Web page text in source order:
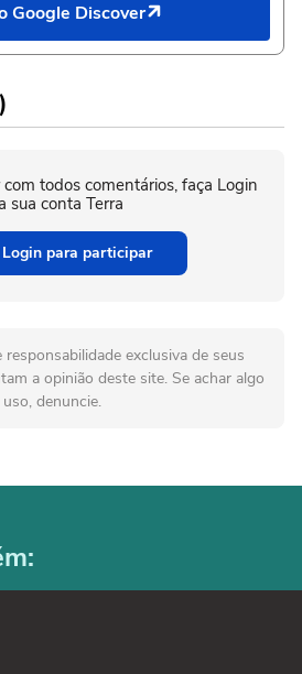
Google Discover
todos comentários, faça Login
sua conta Terra
Login para participar
exclusiva de seus
a opinião deste site. Se achar algo
denuncie.